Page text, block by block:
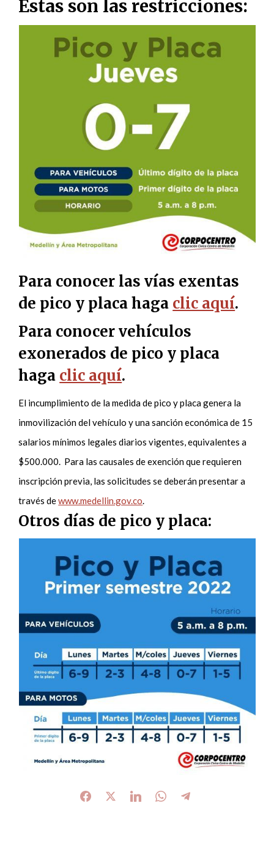
Estas son las restricciones:
Para conocer las vías exentas
de pico y placa haga clic aquí.
Para conocer vehículos
exonerados de pico y placa
haga clic aquí.
El incumplimiento de la medida de pico y placa genera la
inmovilización del vehículo y una sanción económica de 15
salarios mínimos legales diarios vigentes, equivalentes a
$500.000. Para las causales de exención que requieren
inscripción previa, las solicitudes se deberán presentar a
través dewww.medellin.gov.co.
Otros días de pico y placa: